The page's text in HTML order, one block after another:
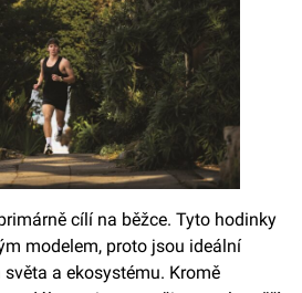
cílí na běžce. Tyto hodinky
modelem, proto jsou ideální
a ekosystému. Kromě